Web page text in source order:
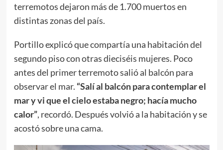
terremotos dejaron más de 1.700 muertos en
distintas zonas del país.
Portillo explicó que compartía una habitación del
segundo piso con otras dieciséis mujeres. Poco
antes del primer terremoto salió al balcón para
observar el mar. “Salí al balcón para contemplar el
mar y vi que el cielo estaba negro; hacía mucho
calor”, recordó. Después volvió a la habitación y se
acostó sobre una cama.